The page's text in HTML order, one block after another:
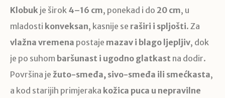
Klobuk je širok 4–16 cm, ponekad i do 20 cm, u
mladosti konveksan, kasnije se raširi i spljošti. Za
vlažna vremena postaje mazav i blago ljepljiv, dok
je po suhom baršunast i ugodno glatkast na dodir.
Površina je žuto-smeđa, sivo-smeđa ili smećkasta,
a kod starijih primjeraka kožica puca u nepravilne